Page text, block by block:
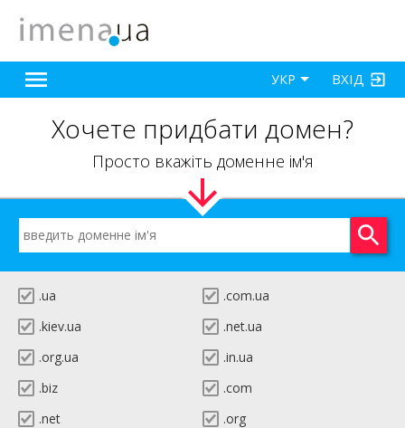
ВХІД
УКР
Хочете придбати домен?
Просто вкажіть доменне ім'я
.ua
.com.ua
.kiev.ua
.net.ua
.org.ua
.in.ua
.biz
.com
.net
.org